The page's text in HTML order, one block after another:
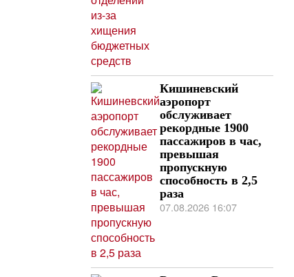
Кишиневский
аэропорт
обслуживает
рекордные 1900
пассажиров в час,
превышая
пропускную
способность в 2,5
раза
07.08.2026 16:07